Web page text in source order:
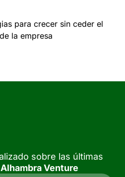
para crecer sin ceder el
la empresa
sobre las últimas
Alhambra Venture